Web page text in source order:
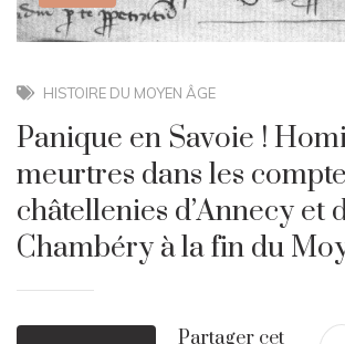
HISTOIRE DU MOYEN ÂGE
Panique en Savoie !
meurtres dans les
châtellenies d’Annecy et
Chambéry à la fin du
Partager cet